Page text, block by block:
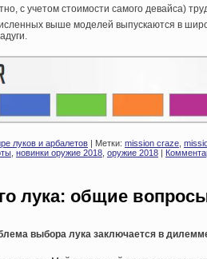
с учетом стоимости самого девайса)
выше моделей выпускаются в
луков и арбалетов | Метки: mission craze
новинки оружие 2018 оружие 2018 |
лука: общие
выбора лука заключается в